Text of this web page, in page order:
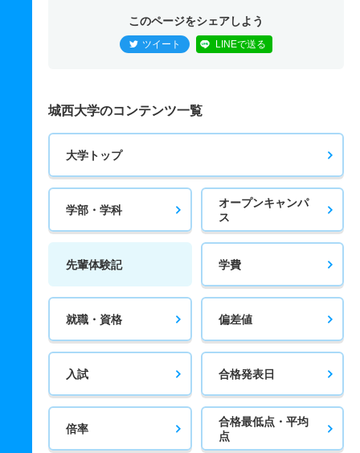
このページをシェアしよう
ツイート LINEで送る
城西大学のコンテンツ一覧
大学トップ
学部・学科
オープンキャンパ
ス
先輩体験記 学費
就職・資格 偏差値
入試 合格発表日
倍率
合格最低点・平均
点